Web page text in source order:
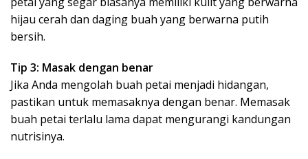
hijau cerah dan daging buah yang berwarna putih
bersih.
Tip 3: Masak dengan benar
Jika Anda mengolah buah petai menjadi hidangan,
pastikan untuk memasaknya dengan benar. Memasak
buah petai terlalu lama dapat mengurangi kandungan
nutrisinya.